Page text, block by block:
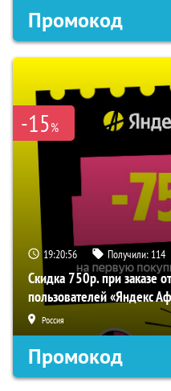
Промокод
-15%
19:20:56 Получили: 114
Скидка 750р. при заказе
пользователей «Яндекс
Россия
Промокод